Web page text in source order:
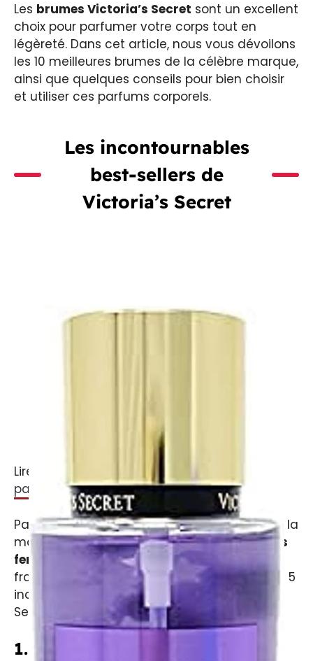
Les brumes Victoria’s Secret sont un excellent
choix pour parfumer votre corps tout en
légèreté. Dans cet article, nous vous dévoilons
les 10 meilleures brumes de la célèbre marque,
ainsi que quelques conseils pour bien choisir
et utiliser ces parfums corporels.
Les incontournables
best-sellers de
Victoria’s Secret
Lire ensuite :
Quels sont les 10 meilleurs
parfums pour femme ?
Parmi la multitude de parfums proposés par la
marque, certaines brumesont su séduire les
femmes du monde entier
grâce à leurs
fragrances uniques et envoûtantes. Voici les 5
incontournables best-sellers de Victoria’s
Secret :
1. Love Spell